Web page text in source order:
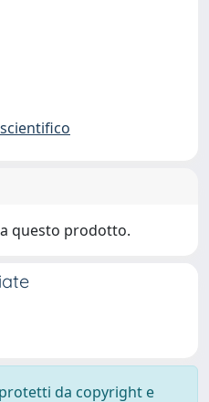
questo prodotto.
da copyright e